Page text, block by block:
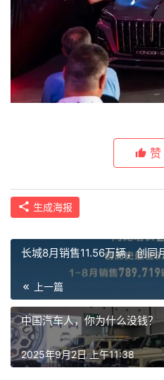
赞
生成海报
长城8月销售11.56万辆，创同
上一篇
中国汽车人，你为什么没钱？
2025年9月2日 上午11:38